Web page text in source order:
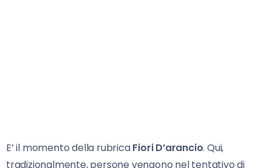
E’ il momento della rubricaFiori D’arancio. Qui,
tradizionalmente, persone vengono nel tentativo di